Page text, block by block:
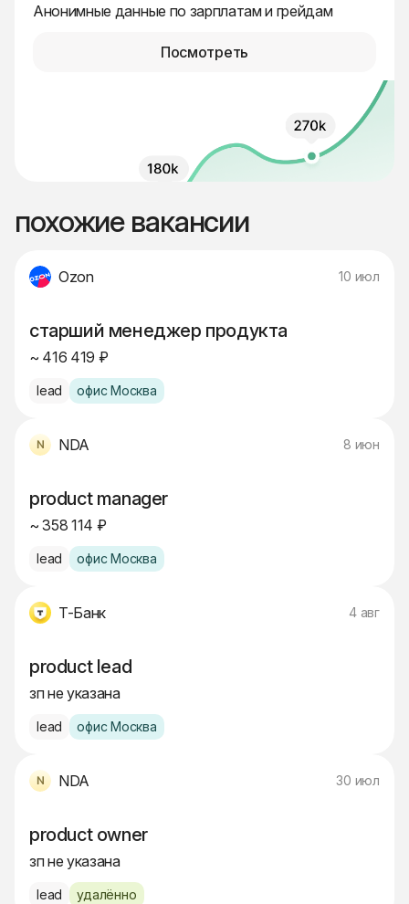
Анонимные данные по зарплатам и грейдам
Посмотреть
похожие вакансии
Ozon 10 июл
старший менеджер продукта
~ 416 419 ₽
lead офис Москва
NDA 8 июн
product manager
~ 358 114 ₽
lead офис Москва
Т-Банк 4 авг
product lead
зп не указана
lead офис Москва
NDA 30 июл
product owner
зп не указана
lead удалённо